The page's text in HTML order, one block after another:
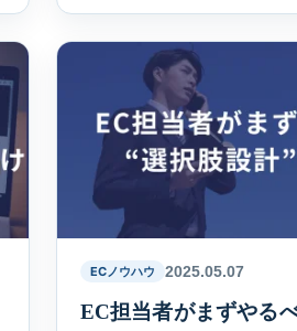
ECノウハウ 2025.05.07
EC担当者がまずやる